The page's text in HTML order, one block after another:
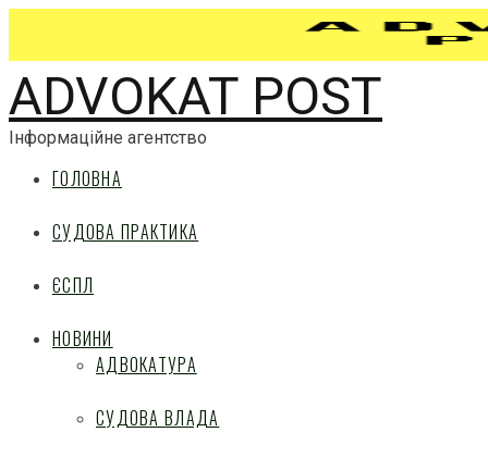
ADVOKAT POST
Інформаційне агентство
ГОЛОВНА
СУДОВА ПРАКТИКА
ЄСПЛ
НОВИНИ
АДВОКАТУРА
СУДОВА ВЛАДА